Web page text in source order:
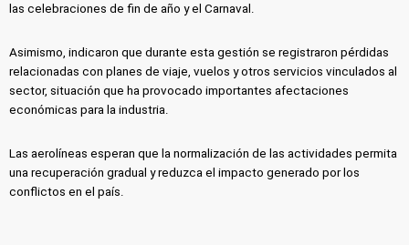
las celebraciones de fin de año y el Carnaval.
Asimismo, indicaron que durante esta gestión se registraron pérdidas
relacionadas con planes de viaje, vuelos y otros servicios vinculados al
sector, situación que ha provocado importantes afectaciones
económicas para la industria.
Las aerolíneas esperan que la normalización de las actividades permita
una recuperación gradual y reduzca el impacto generado por los
conflictos en el país.